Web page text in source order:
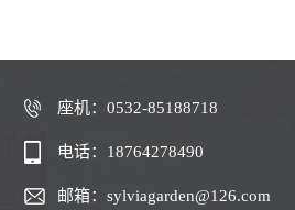
座机：0532-85188718
电话：18764278490
邮箱：sylviagarden@126.com